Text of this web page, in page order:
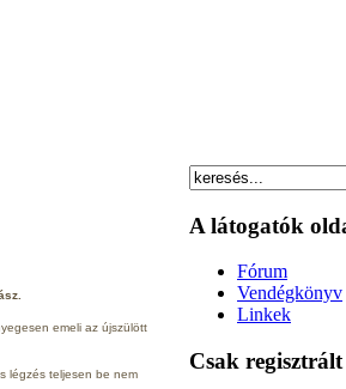
emeli az újszülött
légzés teljesen be nem
A látogatók
Fórum
Vendégkönyv
Linkek
Csak